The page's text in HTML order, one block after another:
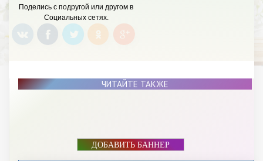
Поделись с подругой или другом в
Социальных сетях.
ЧИТАЙТЕ ТАКЖЕ
ДОБАВИТЬ БАННЕР